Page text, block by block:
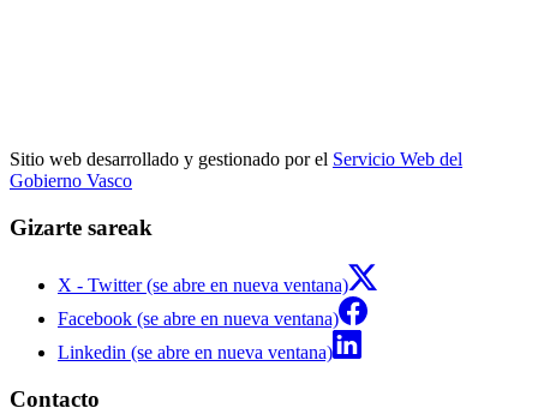
Sitio web desarrollado y gestionado por el Servicio Web del
Gobierno Vasco
Gizarte sareak
X - Twitter (se abre en nueva ventana)
Facebook (se abre en nueva ventana)
Linkedin (se abre en nueva ventana)
Contacto